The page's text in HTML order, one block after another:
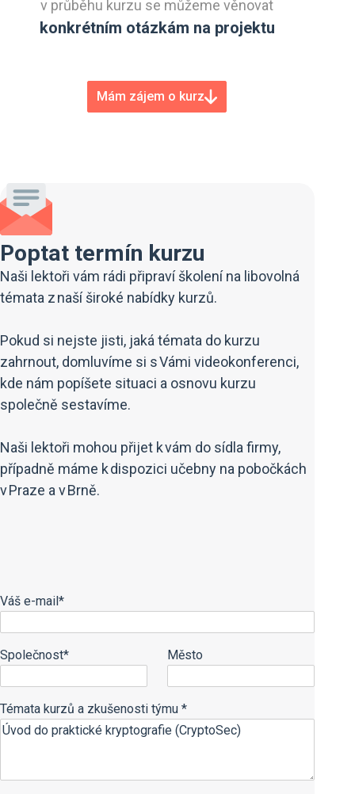
v průběhu kurzu se můžeme věnovat
konkrétním otázkám na projektu
Mám zájem o kurz
Poptat termín kurzu
Naši lektoři vám rádi připraví školení na libovolná
témata z naší široké nabídky kurzů.
Pokud si nejste jisti, jaká témata do kurzu
zahrnout, domluvíme si s Vámi videokonferenci,
kde nám popíšete situaci a osnovu kurzu
společně sestavíme.
Naši lektoři mohou přijet k vám do sídla firmy,
případně máme k dispozici učebny na pobočkách
v Praze a v Brně.
Váš e-mail*
Společnost* Město
Témata kurzů a zkušenosti týmu *